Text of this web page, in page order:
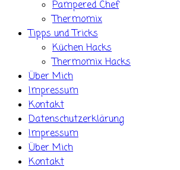
Pampered Chef
Thermomix
Tipps und Tricks
Küchen Hacks
Thermomix Hacks
Über Mich
Impressum
Kontakt
Datenschutzerklärung
Impressum
Über Mich
Kontakt